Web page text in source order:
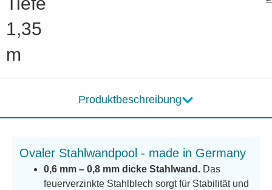
1,35
m
Produktbeschreibung
Ovaler Stahlwandpool - made in Germany
0,6 mm – 0,8 mm dicke Stahlwand. Das
feuerverzinkte Stahlblech sorgt für Stabilität und